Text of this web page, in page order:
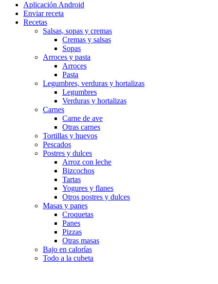
Aplicación Android
Enviar receta
Recetas
Salsas, sopas y cremas
Cremas y salsas
Sopas
Arroces y pasta
Arroces
Pasta
Legumbres, verduras y hortalizas
Legumbres
Verduras y hortalizas
Carnes
Carne de ave
Otras carnes
Tortillas y huevos
Pescados
Postres y dulces
Arroz con leche
Bizcochos
Tartas
Yogures y flanes
Otros postres y dulces
Masas y panes
Croquetas
Panes
Pizzas
Otras masas
Bajo en calorías
Todo a la cubeta